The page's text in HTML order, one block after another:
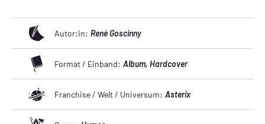
Autor:in: René Goscinny
Format / Einband: Album, Hardcover
Franchise / Welt / Universum: Asterix